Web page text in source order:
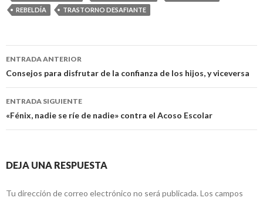
REBELDÍA
TRASTORNO DESAFIANTE
Navegación
de
entradas
ENTRADA ANTERIOR
Consejos para disfrutar de la confianza de los hijos, y viceversa
ENTRADA SIGUIENTE
«Fénix, nadie se ríe de nadie» contra el Acoso Escolar
DEJA UNA RESPUESTA
Tu dirección de correo electrónico no será publicada. Los campos